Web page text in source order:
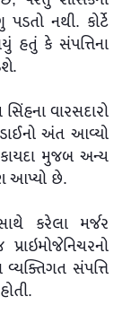
નથી. કોર્ટે
હતું કે સંપત્તિના
વારસદારો
અંત આવ્યો
કાયદા મુજબ અન્ય
આપ્યો છે.
કરેલા મર્જર
સંપત્તિ